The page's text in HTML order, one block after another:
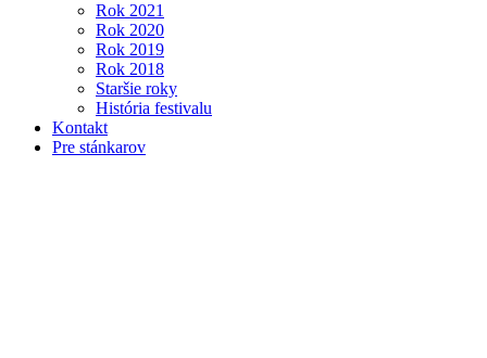
Rok 2021
Rok 2020
Rok 2019
Rok 2018
Staršie roky
História festivalu
Kontakt
Pre stánkarov